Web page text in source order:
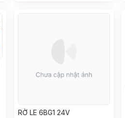
RỜ LE 6BG1 24V